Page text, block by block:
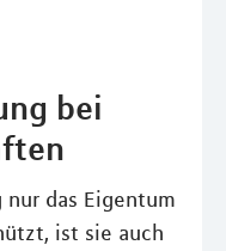
bei
nur das Eigentum
ist sie auch